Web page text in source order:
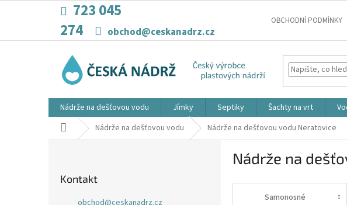
723 045
274
obchod@ceskanadrz.cz
OBCHODNÍ PODMÍNKY
Nádrže na dešťovou vodu Jímky Septiky Šachty na vrt
Domů Nádrže na dešťovou vodu Nádrže na dešťovou vodu Neratovice
Kontakt
obchod@ceskanadrz.cz
Nádrže na
Samonosné